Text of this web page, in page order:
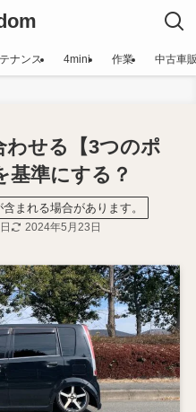
ナンス 4mini 作業 中古車
わせる【3つのポ
基準にする？
まれる場合があります。
2024年5月23日